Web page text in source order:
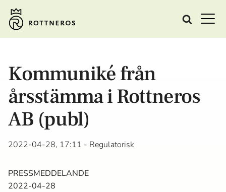
Kommuniké från
årsstämma i Rottneros
AB (publ)
2022-04-28, 17:11 - Regulatorisk
PRESSMEDDELANDE
2022-04-28